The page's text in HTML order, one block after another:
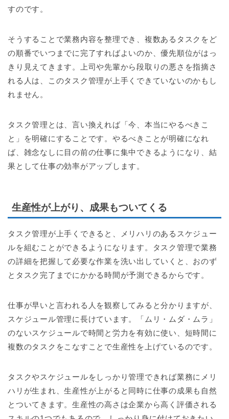
すのです。
そうすることで業務内容を整理でき、複数あるタスクをど
の順番でいつまでに完了すればよいのか、優先順位がはっ
きり見えてきます。上司や先輩から段取りの悪さを指摘さ
れる人は、このタスク管理が上手くできていないのかもし
れません。
タスク管理とは、言い換えれば「今、本当にやるべきこ
と」を明確にすることです。やるべきことが明確になれ
ば、雑念なしに目の前の仕事に集中できるようになり、結
果として仕事の効率がアップします。
生産性が上がり、成果もついてくる
タスク管理が上手くできると、メリハリのあるスケジュー
ルを組むことができるようになります。タスク管理で業務
の詳細を把握して必要な作業を洗い出していくと、おのず
とタスク完了までにかかる時間が予測できるからです。
仕事が早いと言われる人を観察してみると分かりますが、
スケジュール管理に長けています。「ムリ・ムダ・ムラ」
のないスケジュールで時間と労力を有効に使い、短時間に
複数のタスクをこなすことで生産性を上げているのです。
タスクやスケジュールをしっかり管理できれば業務にメリ
ハリが生まれ、生産性が上がると同時に仕事の成果も自然
とついてきます。生産性の高さは企業から高く評価される